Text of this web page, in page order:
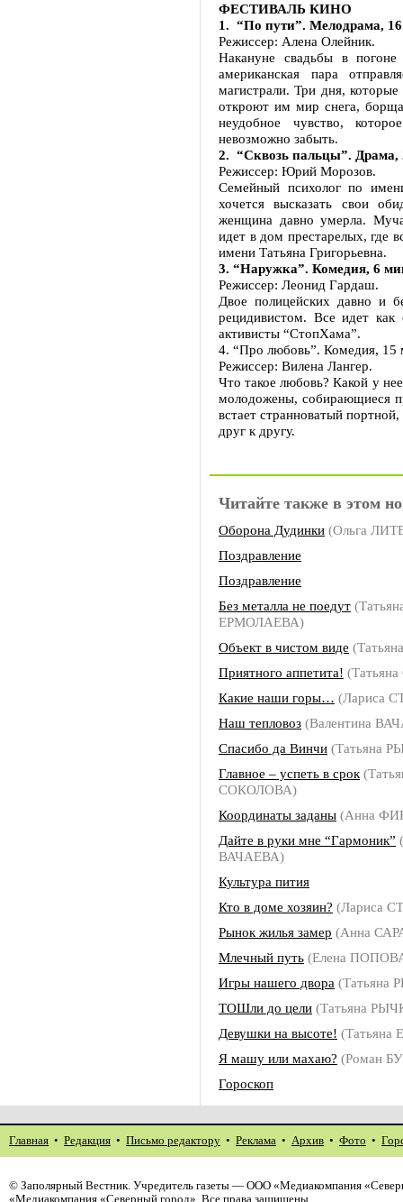
ФЕСТИВАЛЬ КИНО
1. “По пути”. Мелодрама,
Режиссер: Алена Олейник.
Накануне свадьбы в
американская пара
магистрали. Три дня,
откроют им мир снега,
неудобное чувство,
невозможно забыть.
2. “Сквозь пальцы”. Драма,
Режиссер: Юрий Морозов.
Семейный психолог по
хочется высказать свои
женщина давно умерла.
идет в дом престарелых, где
имени Татьяна Григорьевна.
3. “Наружка”. Комедия, 6
Режиссер: Леонид Гардаш.
Двое полицейских давно и
рецидивистом. Все идет
активисты “СтопХама”.
4. “Про любовь”. Комедия, 15
Режиссер: Вилена Лангер.
Что такое любовь? Какой у
молодожены, собирающиеся
встает странноватый
друг к другу.
Читайте также в этом
Оборона Дудинки (Ольга
Поздравление
Поздравление
Без металла не поедут
ЕРМОЛАЕВА)
Объект в чистом виде
Приятного аппетита!
Какие наши горы… (Лариса
Наш тепловоз (Валентина
Спасибо да Винчи (Татьяна
Главное – успеть в срок
СОКОЛОВА)
Координаты заданы (Анна
Дайте в руки мне “Гармоник”
ВАЧАЕВА)
Культура пития
Кто в доме хозяин? (Лариса
Рынок жилья замер (Анна
Млечный путь (Елена
Игры нашего двора (Татьяна
ТОШли до цели (Татьяна
Девушки на высоте!
Я машу или махаю? (Роман
Гороскоп
Главная • Редакция • Письмо редактору • Реклама • Архив • Фото •
© Заполярный Вестник. Учредитель газеты — ООО «Медиакомпания
«Медиакомпания «Северный город». Все права защищены.